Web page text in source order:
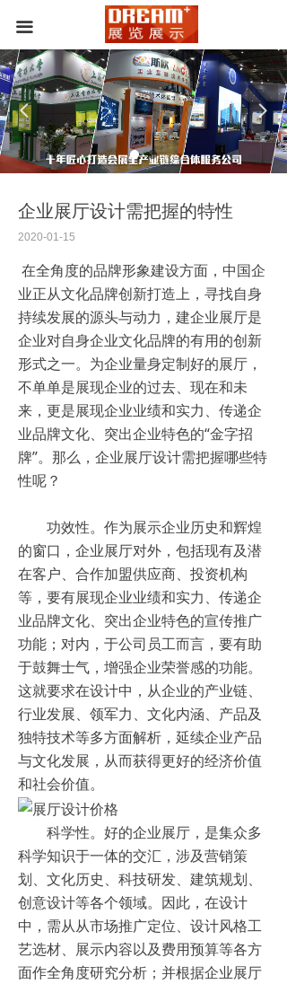
넳 넲
끀
首页
公司介绍
案例展示
新闻中心
新闻中心
企业展厅设计需把握的特性
在全角度的品牌形象建设方面，中国企
业正从文化品牌创新打造上，寻找自身
持续发展的源头与动力，建企业展厅是
企业对自身企业文化品牌的有用的创新
形式之一。为企业量身定制好的展厅，
不单单是展现企业的过去、现在和未
来，更是展现企业业绩和实力、传递企
业品牌文化、突出企业特色的“金字招
牌”。那么，企业展厅设计需把握哪些特
性呢？
功效性。作为展示企业历史和辉煌
的窗口，企业展厅对外，包括现有及潜
在客户、合作加盟供应商、投资机构
等，要有展现企业业绩和实力、传递企
业品牌文化、突出企业特色的宣传推广
功能；对内，于公司员工而言，要有助
于鼓舞士气，增强企业荣誉感的功能。
这就要求在设计中，从企业的产业链、
行业发展、领军力、文化内涵、产品及
独特技术等多方面解析，延续企业产品
与文化发展，从而获得更好的经济价值
和社会价值。
科学性。好的企业展厅，是集众多
科学知识于一体的交汇，涉及营销策
划、文化历史、科技研发、建筑规划、
创意设计等各个领域。因此，在设计
中，需从从市场推广定位、设计风格工
艺选材、展示内容以及费用预算等各方
面作全角度研究分析；并根据企业展厅
2020-01-15